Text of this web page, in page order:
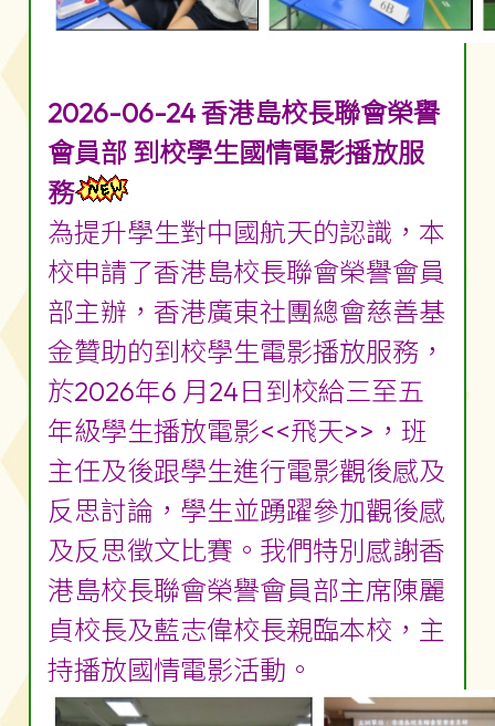
2026-06-24 香港島校長聯會榮譽
會員部 到校學生國情電影播放服
務
為提升學生對中國航天的認識，本
校申請了香港島校長聯會榮譽會員
部主辦，香港廣東社團總會慈善基
金贊助的到校學生電影播放服務，
於2026年6 月24日到校給三至五
年級學生播放電影<<飛天>>，班
主任及後跟學生進行電影觀後感及
反思討論，學生並踴躍參加觀後感
及反思徵文比賽。我們特別感謝香
港島校長聯會榮譽會員部主席陳麗
貞校長及藍志偉校長親臨本校，主
持播放國情電影活動。